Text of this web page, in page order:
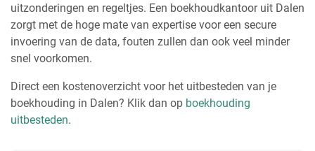
uitzonderingen en regeltjes. Een boekhoudkantoor uit Dalen
zorgt met de hoge mate van expertise voor een secure
invoering van de data, fouten zullen dan ook veel minder
snel voorkomen.
Direct een kostenoverzicht voor het uitbesteden van je
boekhouding in Dalen? Klik dan op boekhouding
uitbesteden.